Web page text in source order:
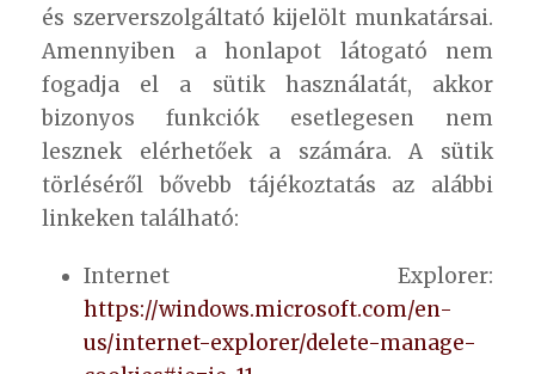
és szerverszolgáltató kijelölt munkatársai.
Amennyiben a honlapot látogató nem
fogadja el a sütik használatát, akkor
bizonyos funkciók esetlegesen nem
lesznek elérhetőek a számára. A sütik
törléséről bővebb tájékoztatás az alábbi
linkeken található:
Internet Explorer:
https://windows.microsoft.com/en-
us/internet-explorer/delete-manage-